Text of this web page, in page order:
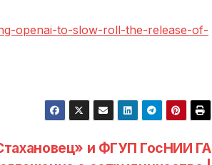
openai-to-slow-roll-the-release-of-
и ФГУП ГосНИИ ГА